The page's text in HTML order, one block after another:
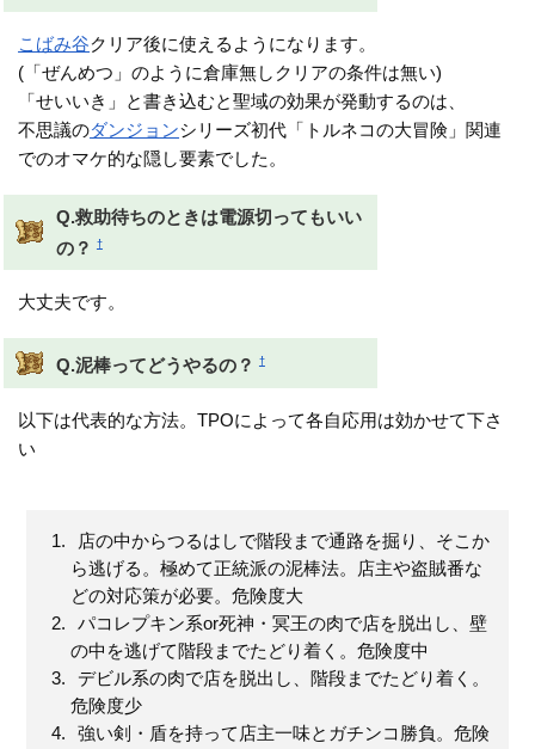
こばみ谷クリア後に使えるようになります。
(「ぜんめつ」のように倉庫無しクリアの条件は無い)
「せいいき」と書き込むと聖域の効果が発動するのは、
不思議のダンジョンシリーズ初代「トルネコの大冒険」関連
でのオマケ的な隠し要素でした。
Q.救助待ちのときは電源切ってもいい
の？
†
大丈夫です。
Q.泥棒ってどうやるの？ †
以下は代表的な方法。TPOによって各自応用は効かせて下さ
い
店の中からつるはしで階段まで通路を掘り、そこか
ら逃げる。極めて正統派の泥棒法。店主や盗賊番な
どの対応策が必要。危険度大
パコレプキン系or死神・冥王の肉で店を脱出し、壁
の中を逃げて階段までたどり着く。危険度中
デビル系の肉で店を脱出し、階段までたどり着く。
危険度少
強い剣・盾を持って店主一味とガチンコ勝負。危険